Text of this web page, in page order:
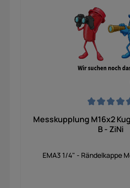
Messkupplung M16x2
B - ZiNi
EMA3 1/4" - Rändelkappe